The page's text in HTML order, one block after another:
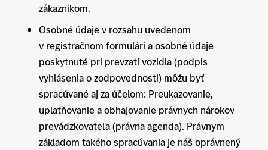
zákazníkom.
Osobné údaje v rozsahu uvedenom
v registračnom formulári a osobné údaje
poskytnuté pri prevzatí vozidla (podpis
vyhlásenia o zodpovednosti) môžu byť
spracúvané aj za účelom: Preukazovanie,
uplatňovanie a obhajovanie právnych nárokov
prevádzkovateľa (právna agenda). Právnym
základom takého spracúvania je náš oprávnený